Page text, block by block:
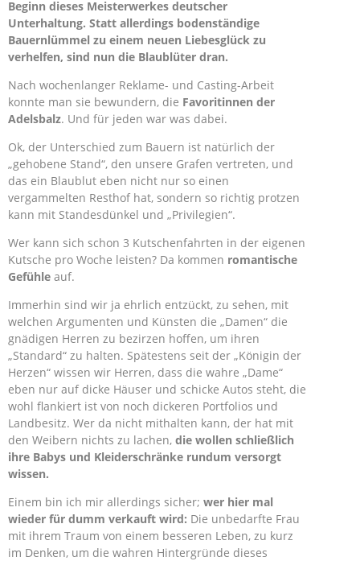
Beginn dieses Meisterwerkes deutscher
Unterhaltung. Statt allerdings bodenständige
Bauernlümmel zu einem neuen Liebesglück zu
verhelfen, sind nun die Blaublüter dran.
Nach wochenlanger Reklame- und Casting-Arbeit
konnte man sie bewundern, die Favoritinnen der
Adelsbalz. Und für jeden war was dabei.
Ok, der Unterschied zum Bauern ist natürlich der
„gehobene Stand“, den unsere Grafen vertreten, und
das ein Blaublut eben nicht nur so einen
vergammelten Resthof hat, sondern so richtig protzen
kann mit Standesdünkel und „Privilegien“.
Wer kann sich schon 3 Kutschenfahrten in der eigenen
Kutsche pro Woche leisten? Da kommen romantische
Gefühle auf.
Immerhin sind wir ja ehrlich entzückt, zu sehen, mit
welchen Argumenten und Künsten die „Damen“ die
gnädigen Herren zu bezirzen hoffen, um ihren
„Standard“ zu halten. Spätestens seit der „Königin der
Herzen“ wissen wir Herren, dass die wahre „Dame“
eben nur auf dicke Häuser und schicke Autos steht, die
wohl flankiert ist von noch dickeren Portfolios und
Landbesitz. Wer da nicht mithalten kann, der hat mit
den Weibern nichts zu lachen, die wollen schließlich
ihre Babys und Kleiderschränke rundum versorgt
wissen.
Einem bin ich mir allerdings sicher; wer hier mal
wieder für dumm verkauft wird: Die unbedarfte Frau
mit ihrem Traum von einem besseren Leben, zu kurz
im Denken, um die wahren Hintergründe dieses